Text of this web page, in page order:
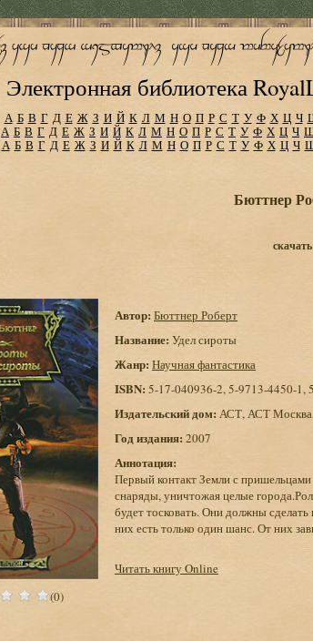
Электронная библиотека
А Б В Г Д Е Ж З И Й К Л М Н О П Р С Т У Ф Х Ц Ч
А Б В Г Д Е Ж З И Й К Л М Н О П Р С Т У Ф Х Ц Ч
А Б В Г Д Е Ж З И Й К Л М Н О П Р С Т У Ф Х Ц Ч
Бюттнер
(0)
Автор: Бюттнер Роберт
Название: Удел сироты
Жанр: Научная фантастика
ISBN: 5-17-040936-2, 5-9713-4450-1,
Издательский дом: АСТ, АСТ
Год издания: 2007
Аннотация:
Первый контакт Земли с
снаряды, уничтожая целые
будет тосковать. Они должны
них есть только один шанс. От них
Читать книгу Online